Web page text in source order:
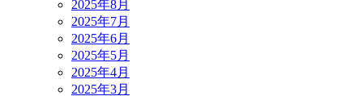
2025年8月
2025年7月
2025年6月
2025年5月
2025年4月
2025年3月